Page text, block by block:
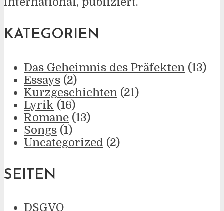
KATEGORIEN
Das Geheimnis des Präfekten (13)
Essays (2)
Kurzgeschichten (21)
Lyrik (16)
Romane (13)
Songs (1)
Uncategorized (2)
SEITEN
DSGVO